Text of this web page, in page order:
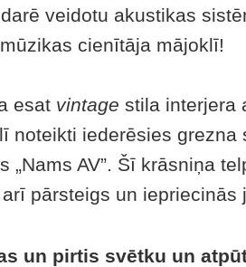
veidotu akustikas
cienītāja mājoklī!
esat vintage stila interjera
noteikti iederēsies
„Nams AV”. Šī krāsniņa
pārsteigs un iepriecinās
un pirtis svētku un